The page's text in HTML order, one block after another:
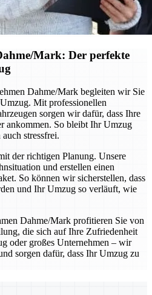
Mark: Der perfekte
Dahme/Mark begleiten wir Sie
Mit professionellen
sorgen wir dafür, dass Ihre
ankommen. So bleibt Ihr Umzug
stressfrei.
der richtigen Planung. Unsere
und erstellen einen
So können wir sicherstellen, dass
und Ihr Umzug so verläuft, wie
Dahme/Mark profitieren Sie von
die sich auf Ihre Zufriedenheit
oder großes Unternehmen – wir
sorgen dafür, dass Ihr Umzug zu